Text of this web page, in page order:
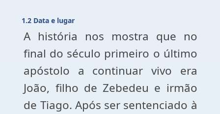
1.2 Data e lugar
A história nos mostra que no
final do século primeiro o último
apóstolo a continuar vivo era
João, filho de Zebedeu e irmão
de Tiago. Após ser sentenciado à